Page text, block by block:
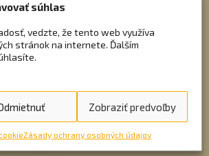
súhlas
vedzte, že tento web využíva
stránok na internete. Ďalším
Zobraziť predvoľby
Zásady ochrany osobných údajov